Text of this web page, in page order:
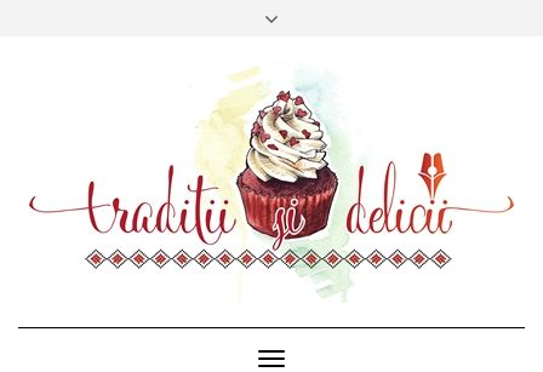
Toggle